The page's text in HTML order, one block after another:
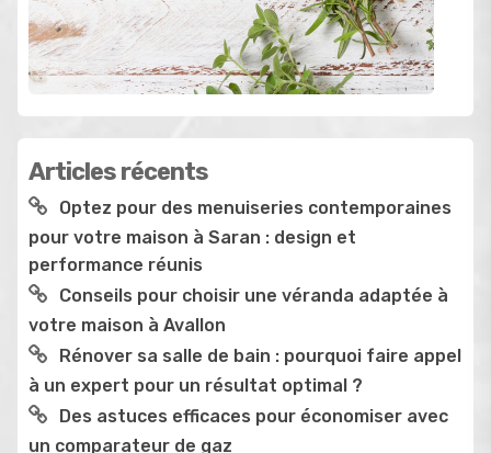
Articles récents
Optez pour des menuiseries contemporaines
pour votre maison à Saran : design et
performance réunis
Conseils pour choisir une véranda adaptée à
votre maison à Avallon
Rénover sa salle de bain : pourquoi faire appel
à un expert pour un résultat optimal ?
Des astuces efficaces pour économiser avec
un comparateur de gaz